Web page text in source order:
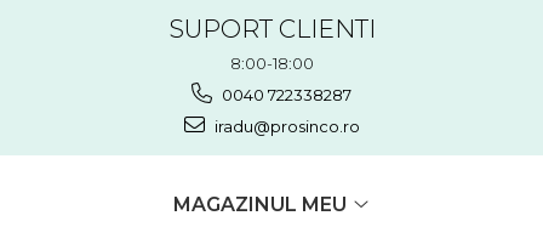
SUPORT CLIENTI
8:00-18:00
0040 722338287
iradu@prosinco.ro
MAGAZINUL MEU